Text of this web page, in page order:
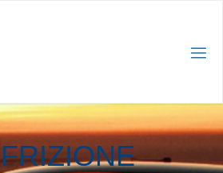
FRIZIONE